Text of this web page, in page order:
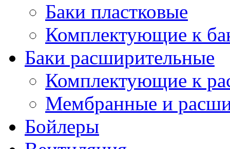
Баки пластковые
Комплектующие к
Баки расширительные
Комплектующие к
Мембранные и
Бойлеры